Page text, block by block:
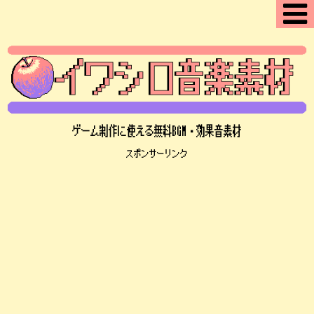
ゲーム制作に使える無料BGM・効果音素材
スポンサーリンク